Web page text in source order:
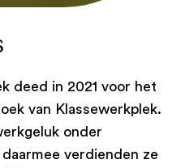
deed in 2021 voor het
van Klassewerkplek.
onder
verdienden ze